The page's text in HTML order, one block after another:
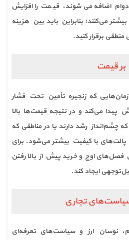
اضافه می‌شوند، قیمت را افزایش
می‌کنند؛ بنابراین باید بین هزینه
منطقی برقرار کنید.
بر قیمت
که زنجیره تأمین تحت فشار
پیدا می‌کند و در نتیجه قیمت‌ها بالا
چشم‌انداز رشد دارند یا در مناطقی که
با کیفیت بیشتر می‌شود. برای
فصل‌های اوج و خرید پیش از بالا رفتن
ایجاد کند.
تجاری
نوسان ارز و سیاست‌های تعرفه‌ای